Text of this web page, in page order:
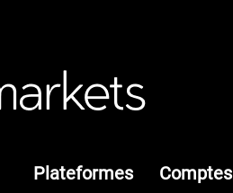
Plateformes Comptes